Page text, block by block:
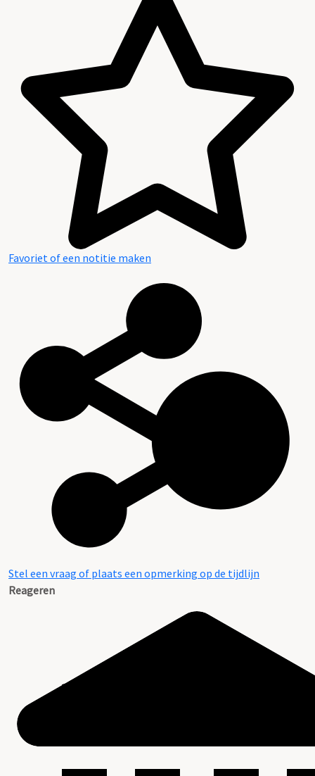
Favoriet of een notitie maken
Stel een vraag of plaats een opmerking op de tijdlijn
Reageren